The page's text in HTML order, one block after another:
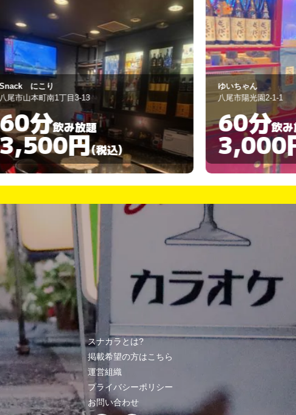
ゆいちゃん
八尾市陽光園2-1-1
60分飲み放題
3,000円(税込)
樽
八尾市志紀町
60分
スナカラとは?
掲載希望の方はこちら
運営組織
プライバシーポリシー
お問い合わせ